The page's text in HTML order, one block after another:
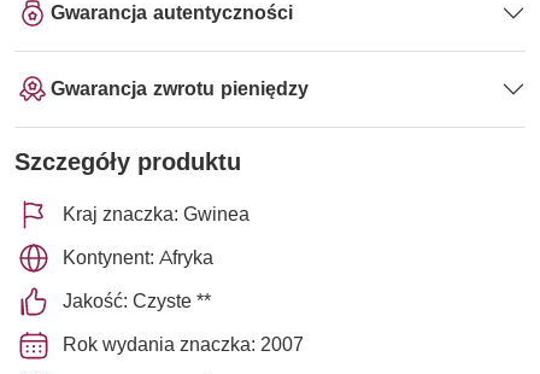
Gwarancja autentyczności
Gwarancja zwrotu pieniędzy
Szczegóły produktu
Kraj znaczka: Gwinea
Kontynent: Afryka
Jakość: Czyste **
Rok wydania znaczka: 2007